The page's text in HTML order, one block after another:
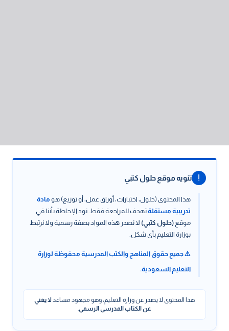
! تنويه موقع حلول كتبي
هذا المحتوى (حلول، اختبارات، أوراق عمل، أو توزيع) هو مادة
تدريبية مستقلةتهدف للمراجعة فقط. نود الإحاطة بأننا في
موقع (حلول كتبي) لا نصدر هذه المواد بصفة رسمية ولا نرتبط
بوزارة التعليم بأي شكل.
⚠️ جميع حقوق المناهج والكتب المدرسية محفوظة لوزارة
التعليم السعودية.
هذا المحتوى لا يصدر عن وزارة التعليم، وهو مجهود مساعدلا يغني
عن الكتاب المدرسي الرسمي.